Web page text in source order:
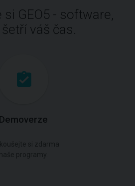
GEO5 - software,
váš čas.
Demoverze